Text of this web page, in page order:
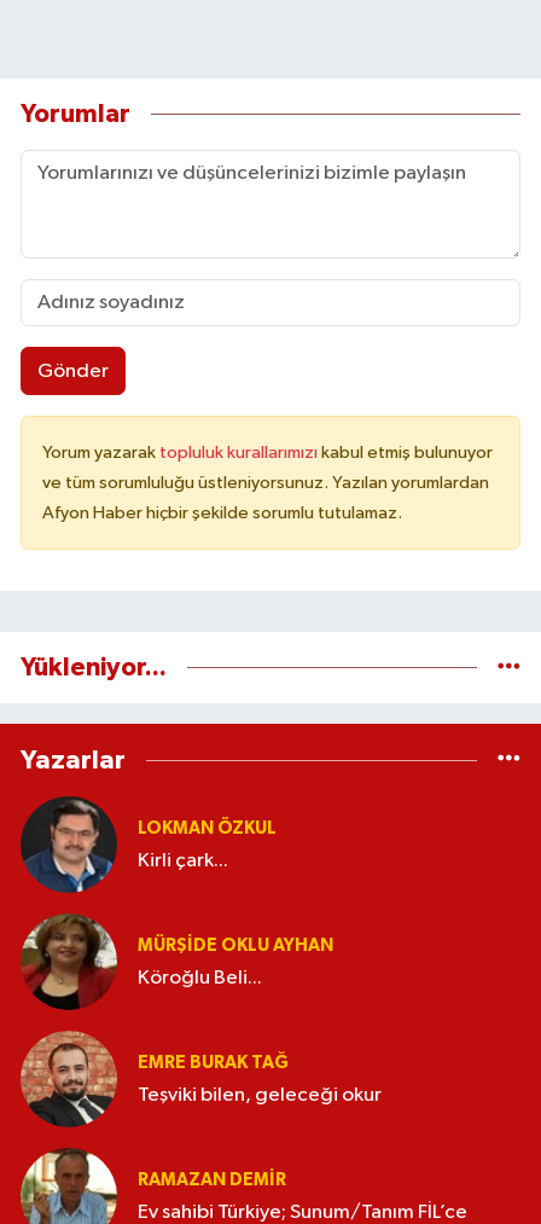
Yorumlar
Gönder
Yorum yazarak topluluk kurallarımızı kabul etmiş bulunuyor
ve tüm sorumluluğu üstleniyorsunuz. Yazılan yorumlardan
Afyon Haber hiçbir şekilde sorumlu tutulamaz.
Yükleniyor...
Yazarlar
LOKMAN ÖZKUL
Kirli çark...
MÜRŞIDE OKLU AYHAN
Köroğlu Beli...
EMRE BURAK TAĞ
Teşviki bilen, geleceği okur
RAMAZAN DEMİR
Ev sahibi Türkiye; Sunum/Tanım FİL’ce